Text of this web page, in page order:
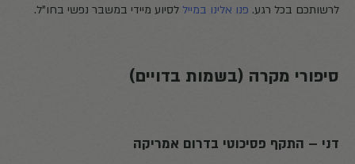
לרשותכם בכל רגע. פנו אלינו במייל לסיוע מיידי במשבר נפשי בחו"ל.
סיפורי מקרה (בשמות בדויים)
דני – התקף פסיכוטי בדרום אמריקה